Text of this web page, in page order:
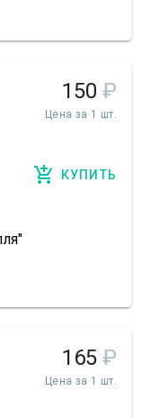
150 ₽
Цена за 1 шт.
КУПИТЬ
165 ₽
Цена за 1 шт.